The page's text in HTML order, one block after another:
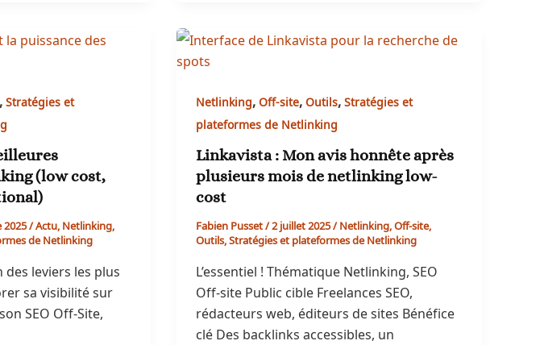
Stratégies et
(low cost,
2025/Actu,Netlinking,
de Netlinking
des leviers les plus
sa visibilité sur
SEO Off-Site,
Netlinking,Off-site,Outils,Stratégies et
plateformes de Netlinking
Linkavista : Mon avis honnête après
plusieurs mois de netlinking low-
cost
Fabien Pusset/2 juillet 2025/Netlinking,Off-site,
Outils,Stratégies et plateformes de Netlinking
L’essentiel ! Thématique Netlinking, SEO
Off-site Public cible Freelances SEO,
rédacteurs web, éditeurs de sites Bénéfice
clé Des backlinks accessibles, un